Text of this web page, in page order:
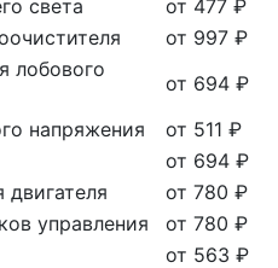
света
от 477 ₽
от 997 ₽
лобового
от 694 ₽
напряжения
от 511 ₽
от 694 ₽
двигателя
от 780 ₽
управления
от 780 ₽
от 563 ₽